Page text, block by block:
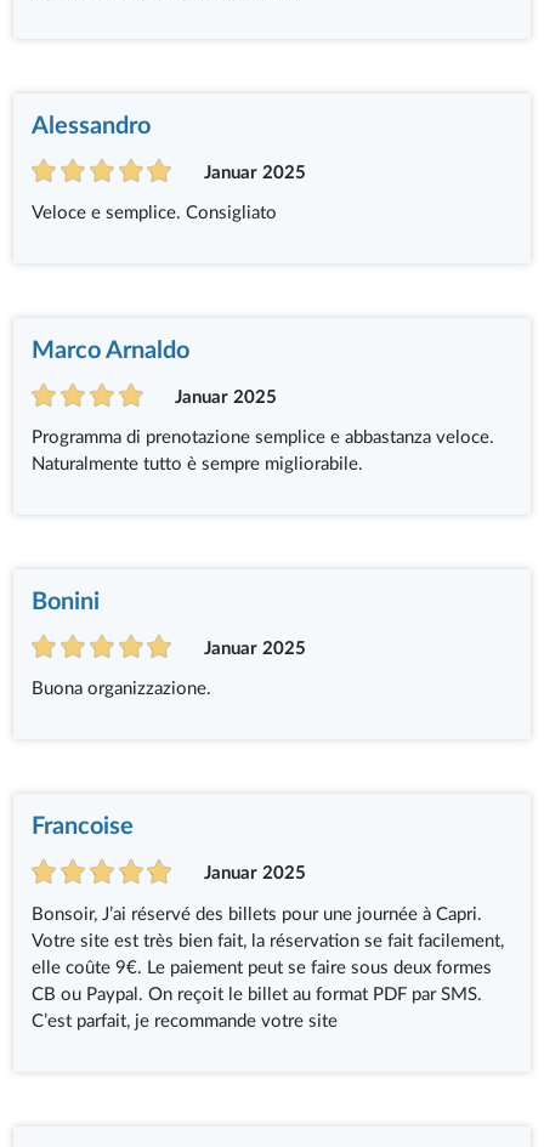
Alessandro
Januar 2025
Veloce e semplice. Consigliato
Marco Arnaldo
Januar 2025
Programma di prenotazione semplice e abbastanza veloce.
Naturalmente tutto è sempre migliorabile.
Bonini
Januar 2025
Buona organizzazione.
Francoise
Januar 2025
Bonsoir, J’ai réservé des billets pour une journée à Capri.
Votre site est très bien fait, la réservation se fait facilement,
elle coûte 9€. Le paiement peut se faire sous deux formes
CB ou Paypal. On reçoit le billet au format PDF par SMS.
C’est parfait, je recommande votre site